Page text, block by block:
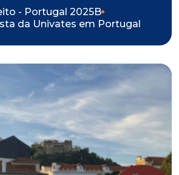
- Portugal 2025B
da Univates em Portugal